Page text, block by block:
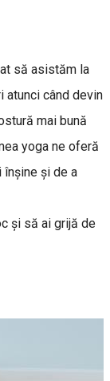
să asistăm la
atunci când devin
mai bună
yoga ne oferă
înșine și de a
și să ai grijă de